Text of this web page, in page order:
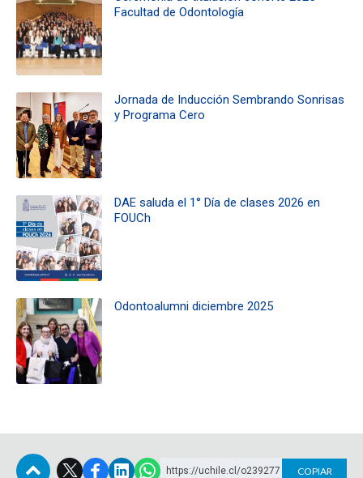
Facultad de Odontología
Jornada de Inducción Sembrando Sonrisas
y Programa Cero
DAE saluda el 1° Día de clases 2026 en
FOUCh
Odontoalumni diciembre 2025
https://uchile.cl/o239277 COPIAR